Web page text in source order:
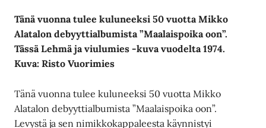
Tänä vuonna tulee kuluneeksi 50 vuotta Mikko
Alatalon debyyttialbumista ”Maalaispoika oon”.
Tässä Lehmä ja viulumies -kuva vuodelta 1974.
Kuva: Risto Vuorimies
Tänä vuonna tulee kuluneeksi 50 vuotta Mikko
Alatalon debyyttialbumista ”Maalaispoika oon”.
Levystä ja sen nimikkokappaleesta käynnistyi